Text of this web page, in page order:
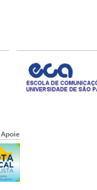
Apoie